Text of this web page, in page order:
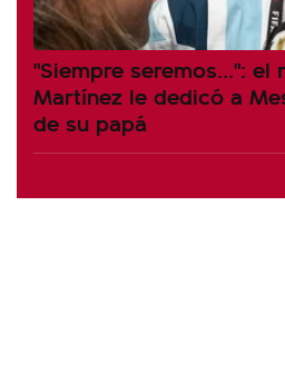
"Siempre seremos...": el
Martínez le dedicó a
de su papá